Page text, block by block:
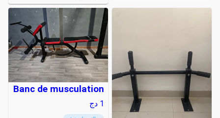
Banc de musculation
1 دج